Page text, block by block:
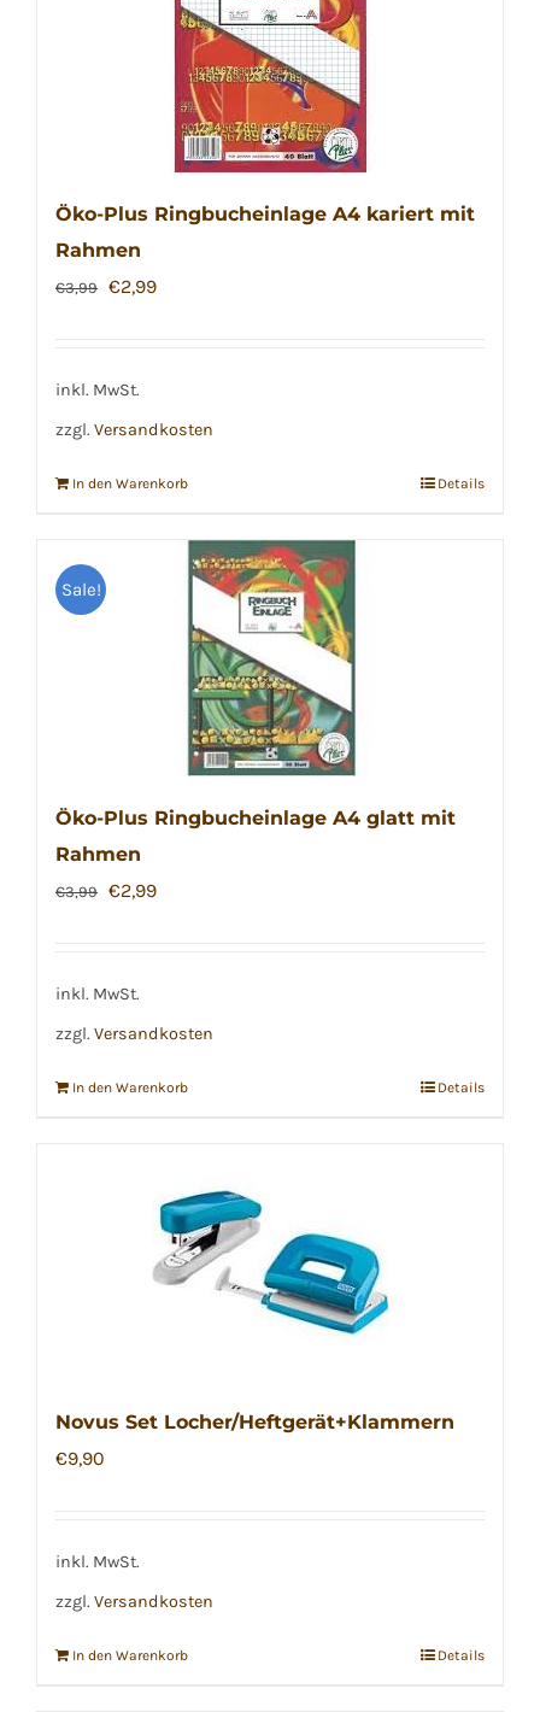
Öko-Plus Ringbucheinlage A4 kariert mit
Rahmen
€3,99 Ursprünglicher
€3,99
€2,99Aktueller
inkl. MwSt.
zzgl. Versandkosten
In den Warenkorb Details
Sale!
Öko-Plus Ringbucheinlage A4 glatt mit
Rahmen
€3,99 Ursprünglicher
€3,99
€2,99Aktueller
inkl. MwSt.
zzgl. Versandkosten
In den Warenkorb Details
Novus Set Locher/Heftgerät+Klammern
€9,90
inkl. MwSt.
zzgl. Versandkosten
In den Warenkorb Details